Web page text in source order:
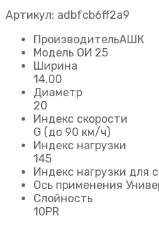
Артикул: adbfcb6ff2a9
ПроизводительАШК
Модель ОИ 25
Ширина
14.00
Диаметр
20
Индекс скорости
G (до 90 км/ч)
Индекс нагрузки
145
Индекс нагрузки для
Ось применения
Слойность
10PR